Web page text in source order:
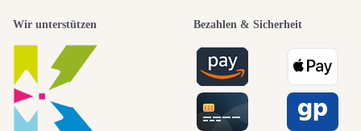
Wir unterstützen Bezahlen & Sicherheit